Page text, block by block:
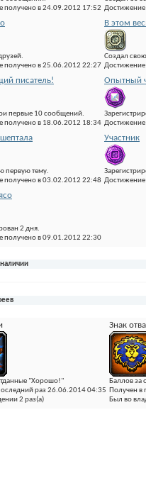
получено в 24.09.2012 17:52
получено в 25.06.2012 22:27
В этом
Создал
писатель!
первые 10 сообщений.
получено в 18.06.2012 18:34
Опытный
первую тему.
получено в 03.02.2012 22:48
Участник
2 дня.
получено в 09.01.2012 22:30
"Хорошо!"
раз 26.06.2014 04:35
2 раз(а)
Знак
Баллов за
Получен в
Был во